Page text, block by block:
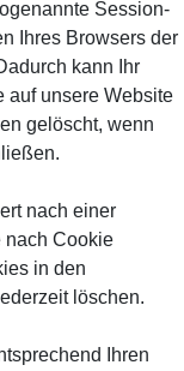
Session-
Ihres Browsers der
kann Ihr
auf unsere Website
gelöscht, wenn
nach einer
nach Cookie
in den
löschen.
Ihren